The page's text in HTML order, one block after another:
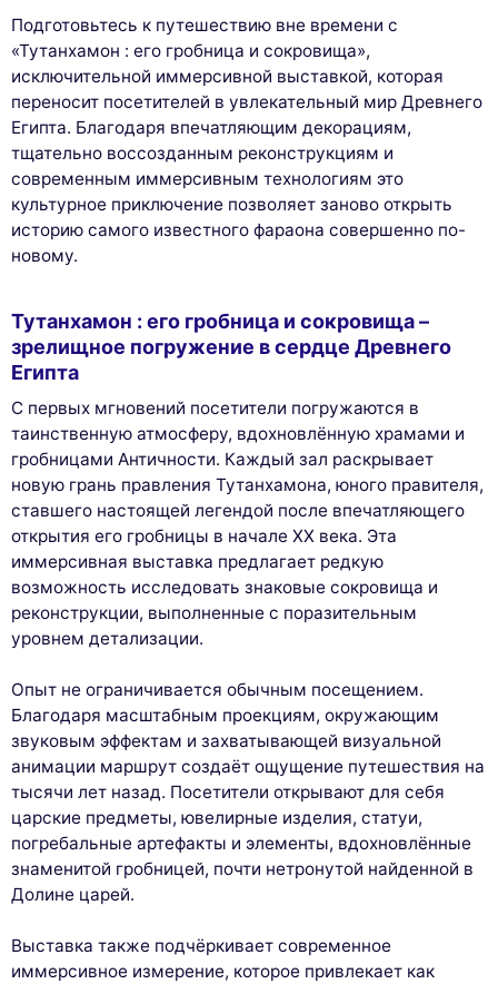
Подготовьтесь к путешествию вне времени с
«Тутанхамон : его гробница и сокровища»,
исключительной иммерсивной выставкой, которая
переносит посетителей в увлекательный мир Древнего
Египта. Благодаря впечатляющим декорациям,
тщательно воссозданным реконструкциям и
современным иммерсивным технологиям это
культурное приключение позволяет заново открыть
историю самого известного фараона совершенно по-
новому.
Тутанхамон : его гробница и сокровища –
зрелищное погружение в сердце Древнего
Египта
С первых мгновений посетители погружаются в
таинственную атмосферу, вдохновлённую храмами и
гробницами Античности. Каждый зал раскрывает
новую грань правления Тутанхамона, юного правителя,
ставшего настоящей легендой после впечатляющего
открытия его гробницы в начале XX века. Эта
иммерсивная выставка предлагает редкую
возможность исследовать знаковые сокровища и
реконструкции, выполненные с поразительным
уровнем детализации.
Опыт не ограничивается обычным посещением.
Благодаря масштабным проекциям, окружающим
звуковым эффектам и захватывающей визуальной
анимации маршрут создаёт ощущение путешествия на
тысячи лет назад. Посетители открывают для себя
царские предметы, ювелирные изделия, статуи,
погребальные артефакты и элементы, вдохновлённые
знаменитой гробницей, почти нетронутой найденной в
Долине царей.
Выставка также подчёркивает современное
иммерсивное измерение, которое привлекает как